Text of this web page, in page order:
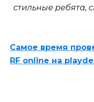
стильные ребята,
Самое время
RF online на